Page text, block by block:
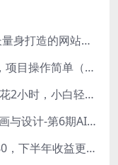
WordPress小宇宙插件：为站长量身打造的网站性能与SEO优化插件
微信托管挂机，单号日赚50-80，项目操作简单（附无限注册实名微信号教程）
抖音图文带货蓝海赛道，每天只花2小时，小白轻松过万
MJ Stable Diffusion人工智能绘画与设计-第6期AIGC课程（35节）
拼多多撸券，单机一天纯利润480，下半年收益更高，不限设备，不限IP。